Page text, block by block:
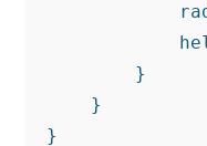
        }
    }
}